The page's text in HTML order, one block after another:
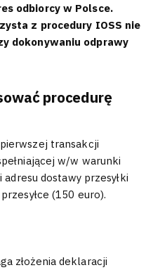
odbiorcy w Polsce.
z procedury IOSS nie
dokonywaniu odprawy
procedurę
transakcji
w/w warunki
dostawy przesyłki
(150 euro).
złożenia deklaracji